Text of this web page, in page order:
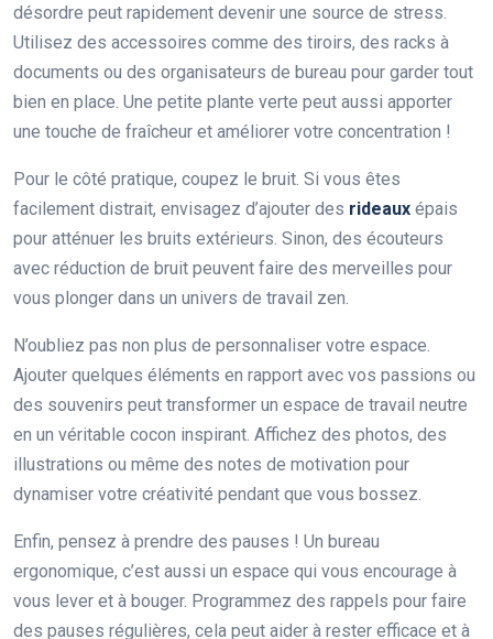
désordre peut rapidement devenir une source de stress.
Utilisez des accessoires comme des tiroirs, des racks à
documents ou des organisateurs de bureau pour garder tout
bien en place. Une petite plante verte peut aussi apporter
une touche de fraîcheur et améliorer votre concentration !
Pour le côté pratique, coupez le bruit. Si vous êtes
facilement distrait, envisagez d’ajouter des rideaux épais
pour atténuer les bruits extérieurs. Sinon, des écouteurs
avec réduction de bruit peuvent faire des merveilles pour
vous plonger dans un univers de travail zen.
N’oubliez pas non plus de personnaliser votre espace.
Ajouter quelques éléments en rapport avec vos passions ou
des souvenirs peut transformer un espace de travail neutre
en un véritable cocon inspirant. Affichez des photos, des
illustrations ou même des notes de motivation pour
dynamiser votre créativité pendant que vous bossez.
Enfin, pensez à prendre des pauses ! Un bureau
ergonomique, c’est aussi un espace qui vous encourage à
vous lever et à bouger. Programmez des rappels pour faire
des pauses régulières, cela peut aider à rester efficace et à